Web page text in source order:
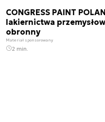
CONGRESS PAINT
lakiernictwa
obronny
Materiał sponsorowany
2 min.